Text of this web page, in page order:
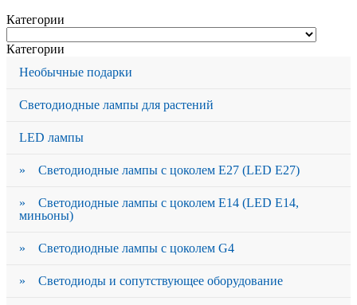
Категории
Категории
Необычные подарки
Светодиодные лампы для растений
LED лампы
» Светодиодные лампы с цоколем Е27 (LED E27)
» Светодиодные лампы с цоколем Е14 (LED E14,
миньоны)
» Светодиодные лампы с цоколем G4
» Светодиоды и сопутствующее оборудование